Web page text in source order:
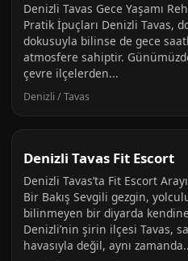
Denizli Tavas Gece Yaşamı
Pratik İpuçları Denizli Tavas,
dokusuyla bilinse de gece
atmosfere sahiptir.
çevre ilçelerden...
Denizli / Tavas
Denizli Tavas Fit Escort
Denizli Tavas’ta Fit Escort
Bir Bakış Sevgili gezgin,
bilinmeyen bir diyarda
Denizli’nin şirin ilçesi Tavas,
havasıyla değil, aynı